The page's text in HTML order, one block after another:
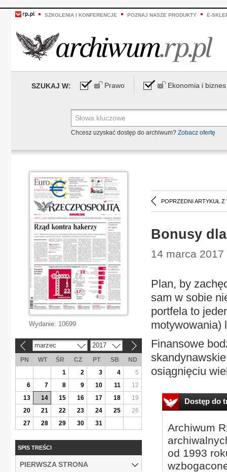
SZKOLENIA I KONFERENCJE POZNAJ NASZE PRODUKTY E-
SZUKAJ W: Prawo Ekonomia i biznes
Chcesz uzyskać dostęp do archiwum? Zobacz ofertę
POPRZEDNI ARTYKUŁ Z
Bonusy
14 marca
Plan, by
sam w sobie
portfela to
motywowania)
Finansowe
osiągnięciu
Dostęp do
Archiwum
od 1993
Wydanie: 10699
marzec 2017
PN WT ŚR CZ PT SB
ND
1
2 3 4
5
6
7 8 9 10 11
12
13
14 15 16 17 18
19
20
21 22 23 24 25
26
27
28 29 30 31
SPIS TREŚCI
PIERWSZA STRONA